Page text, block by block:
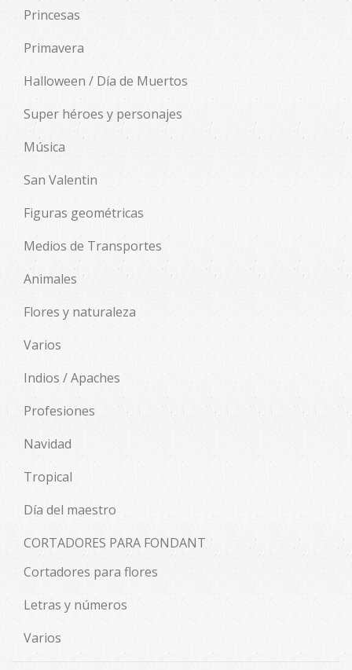
Princesas
Primavera
Halloween / Día de Muertos
Super héroes y personajes
Música
San Valentin
Figuras geométricas
Medios de Transportes
Animales
Flores y naturaleza
Varios
Indios / Apaches
Profesiones
Navidad
Tropical
Día del maestro
CORTADORES PARA FONDANT
Cortadores para flores
Letras y números
Varios